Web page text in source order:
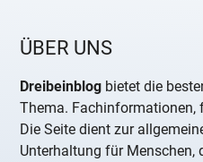
ÜBER UNS
Dreibeinblog bietet die
Thema. Fachinformationen,
Die Seite dient zur
Unterhaltung für Menschen,